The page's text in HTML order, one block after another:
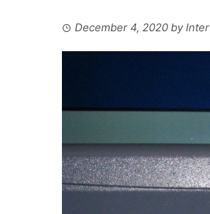
December 4, 2020 by